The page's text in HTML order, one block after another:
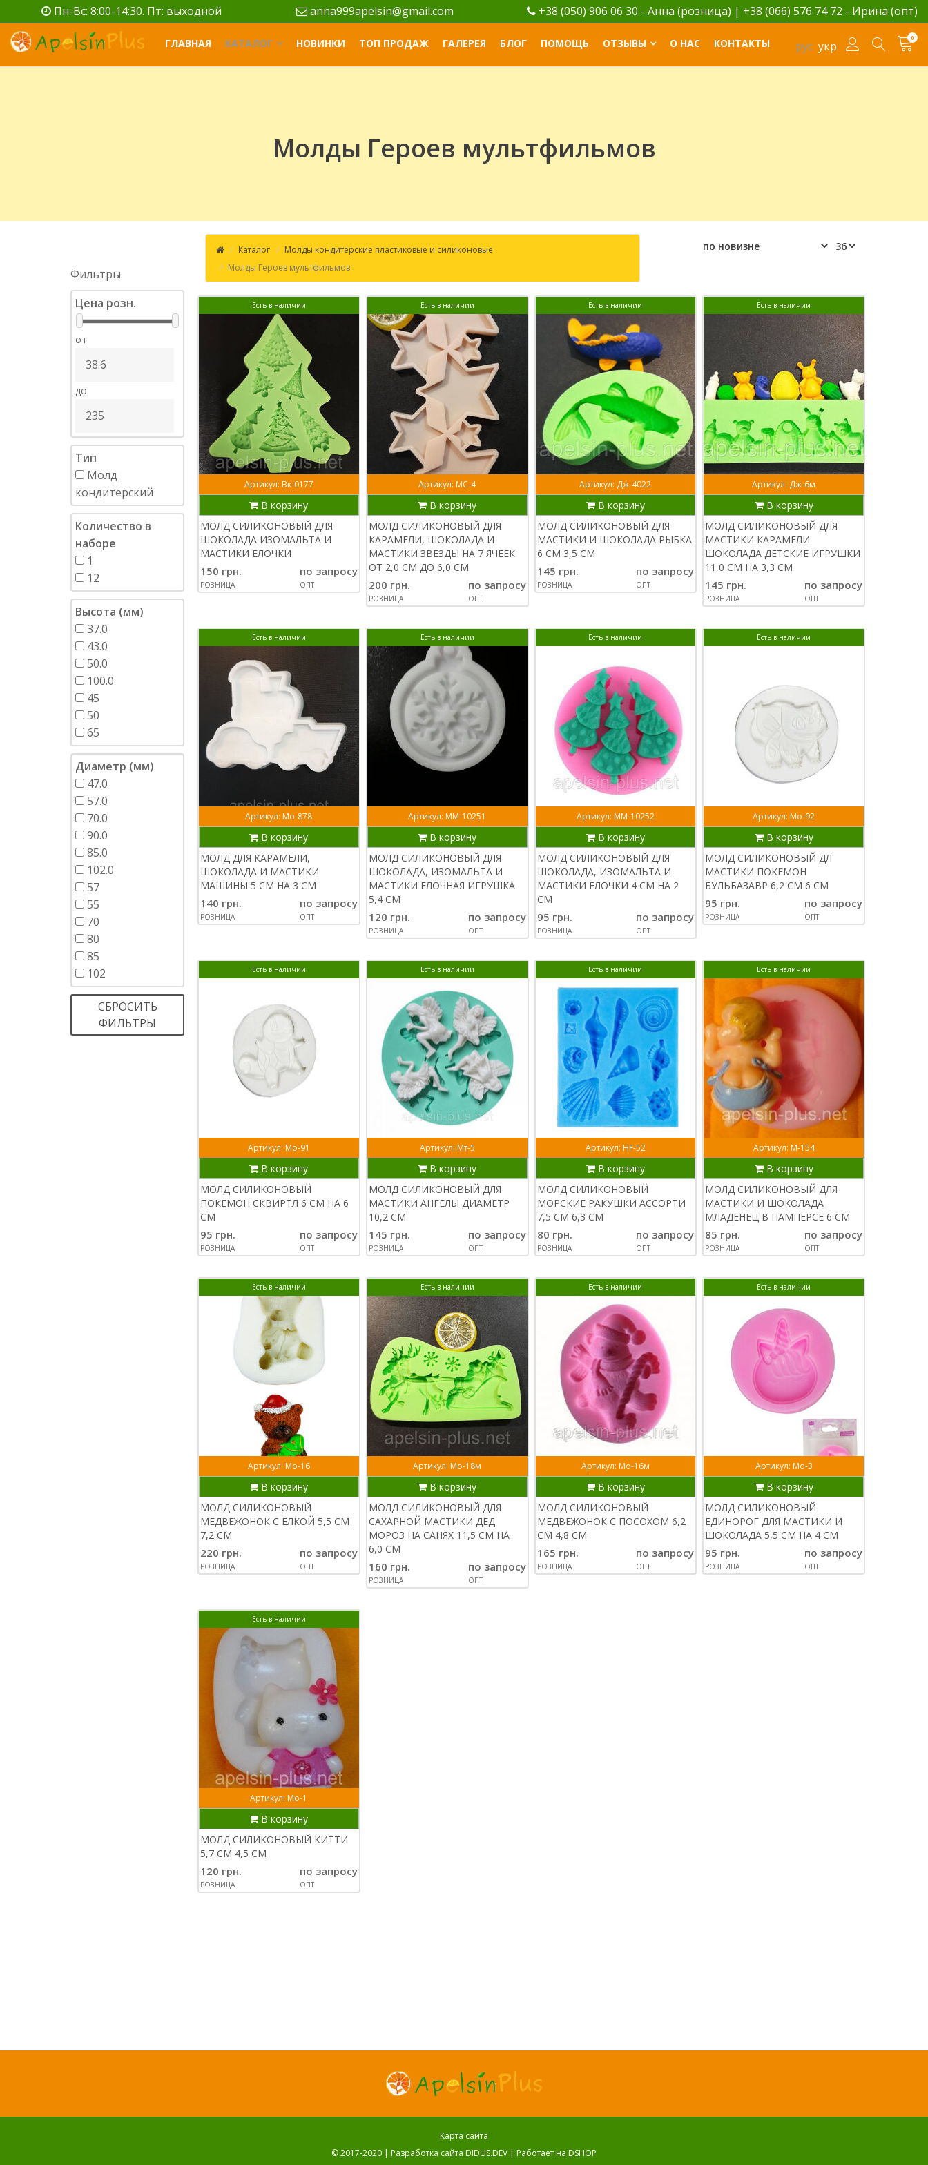
Пн-Вс: 8:00-14:30. Пт: выходной anna999apelsin@gmail.com +38 (050) 906 06 30 - Анна (розница) | +38 (066) 576 74 72 - Ирина (опт)
рус укр
0
ГЛАВНАЯ КАТАЛОГ НОВИНКИ ТОП ПРОДАЖ ГАЛЕРЕЯ БЛОГ ПОМОЩЬ ОТЗЫВЫ О НАС КОНТАКТЫ
Молды Героев мультфильмов
Фильтры
Цена розн.
от
до
Тип
Молд
кондитерский
Количество в
наборе
1
12
Высота (мм)
37.0
43.0
50.0
100.0
45
50
65
Диаметр (мм)
47.0
57.0
70.0
90.0
85.0
102.0
57
55
70
80
85
102
СБРОСИТЬ
ФИЛЬТРЫ
Каталог
Молды кондитерские пластиковые и силиконовые
Молды Героев мультфильмов
Есть в наличии
Артикул: Вк-0177
В корзину
МОЛД СИЛИКОНОВЫЙ ДЛЯ
ШОКОЛАДА ИЗОМАЛЬТА И
МАСТИКИ ЕЛОЧКИ
150 грн.
РОЗНИЦА
по запросу
ОПТ
Есть в наличии
Артикул: МС-4
В корзину
МОЛД СИЛИКОНОВЫЙ ДЛЯ
КАРАМЕЛИ, ШОКОЛАДА И
МАСТИКИ ЗВЕЗДЫ НА 7 ЯЧЕЕК
ОТ 2,0 СМ ДО 6,0 СМ
200 грн.
РОЗНИЦА
по запросу
ОПТ
Есть в наличии
Артикул: Дж-4022
В корзину
МОЛД СИЛИКОНОВЫЙ ДЛЯ
МАСТИКИ И ШОКОЛАДА РЫБКА
6 СМ 3,5 СМ
145 грн.
РОЗНИЦА
по запросу
ОПТ
Есть в наличии
Артикул: Дж-6м
В корзину
МОЛД СИЛИКОНОВЫЙ ДЛЯ
МАСТИКИ КАРАМЕЛИ
ШОКОЛАДА ДЕТСКИЕ ИГРУШКИ
11,0 СМ НА 3,3 СМ
145 грн.
РОЗНИЦА
по запросу
ОПТ
Есть в наличии
Артикул: Мо-878
В корзину
МОЛД ДЛЯ КАРАМЕЛИ,
ШОКОЛАДА И МАСТИКИ
МАШИНЫ 5 СМ НА 3 СМ
140 грн.
РОЗНИЦА
по запросу
ОПТ
Есть в наличии
Артикул: ММ-10251
В корзину
МОЛД СИЛИКОНОВЫЙ ДЛЯ
ШОКОЛАДА, ИЗОМАЛЬТА И
МАСТИКИ ЕЛОЧНАЯ ИГРУШКА
5,4 СМ
120 грн.
РОЗНИЦА
по запросу
ОПТ
Есть в наличии
Артикул: ММ-10252
В корзину
МОЛД СИЛИКОНОВЫЙ ДЛЯ
ШОКОЛАДА, ИЗОМАЛЬТА И
МАСТИКИ ЕЛОЧКИ 4 СМ НА 2
СМ
95 грн.
РОЗНИЦА
по запросу
ОПТ
Есть в наличии
Артикул: Мо-92
В корзину
МОЛД СИЛИКОНОВЫЙ ДЛ
МАСТИКИ ПОКЕМОН
БУЛЬБАЗАВР 6,2 СМ 6 СМ
95 грн.
РОЗНИЦА
по запросу
ОПТ
Есть в наличии
Артикул: Мо-91
В корзину
МОЛД СИЛИКОНОВЫЙ
ПОКЕМОН СКВИРТЛ 6 СМ НА 6
СМ
95 грн.
РОЗНИЦА
по запросу
ОПТ
Есть в наличии
Артикул: Мт-5
В корзину
МОЛД СИЛИКОНОВЫЙ ДЛЯ
МАСТИКИ АНГЕЛЫ ДИАМЕТР
10,2 СМ
145 грн.
РОЗНИЦА
по запросу
ОПТ
Есть в наличии
Артикул: НF-52
В корзину
МОЛД СИЛИКОНОВЫЙ
МОРСКИЕ РАКУШКИ АССОРТИ
7,5 СМ 6,3 СМ
80 грн.
РОЗНИЦА
по запросу
ОПТ
Есть в наличии
Артикул: М-154
В корзину
МОЛД СИЛИКОНОВЫЙ ДЛЯ
МАСТИКИ И ШОКОЛАДА
МЛАДЕНЕЦ В ПАМПЕРСЕ 6 СМ
85 грн.
РОЗНИЦА
по запросу
ОПТ
Есть в наличии
Артикул: Мо-16
В корзину
МОЛД СИЛИКОНОВЫЙ
МЕДВЕЖОНОК С ЕЛКОЙ 5,5 СМ
7,2 СМ
220 грн.
РОЗНИЦА
по запросу
ОПТ
Есть в наличии
Артикул: Мо-18м
В корзину
МОЛД СИЛИКОНОВЫЙ ДЛЯ
САХАРНОЙ МАСТИКИ ДЕД
МОРОЗ НА САНЯХ 11,5 СМ НА
6,0 СМ
160 грн.
РОЗНИЦА
по запросу
ОПТ
Есть в наличии
Артикул: Мо-16м
В корзину
МОЛД СИЛИКОНОВЫЙ
МЕДВЕЖОНОК С ПОСОХОМ 6,2
СМ 4,8 СМ
165 грн.
РОЗНИЦА
по запросу
ОПТ
Есть в наличии
Артикул: Мо-3
В корзину
МОЛД СИЛИКОНОВЫЙ
ЕДИНОРОГ ДЛЯ МАСТИКИ И
ШОКОЛАДА 5,5 СМ НА 4 СМ
95 грн.
РОЗНИЦА
по запросу
ОПТ
Есть в наличии
Артикул: Мо-1
В корзину
МОЛД СИЛИКОНОВЫЙ КИТТИ
5,7 СМ 4,5 СМ
120 грн.
РОЗНИЦА
по запросу
ОПТ
Карта сайта
© 2017-2020 | Разработка сайта DIDUS.DEV | Работает на DSHOP